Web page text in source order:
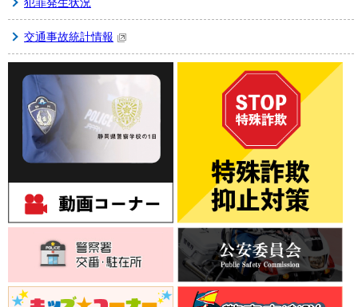
犯罪発生状況
交通事故統計情報